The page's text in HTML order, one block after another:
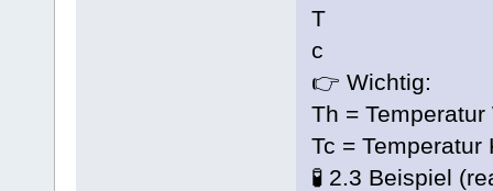
T
c
👉 Wichtig:
Th =
Tc =
🧪 2.3 Beispiel